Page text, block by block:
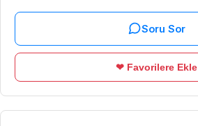
Soru Sor
❤ Favorilere Ekle